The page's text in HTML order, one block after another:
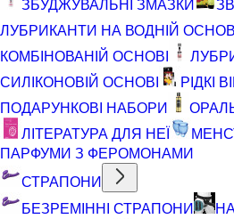
ЗБУДЖУВАЛЬНІ ЗМАЗКИ
ЛУБРИКАНТИ НА ВОДНІЙ
КОМБІНОВАНІЙ ОСНОВІ
СИЛІКОНОВІЙ ОСНОВІ
РІДКІ
ПОДАРУНКОВІ НАБОРИ
ЛІТЕРАТУРА ДЛЯ НЕЇ
ПАРФУМИ З ФЕРОМОНАМИ
СТРАПОНИ
БЕЗРЕМІННІ СТРАПОНИ